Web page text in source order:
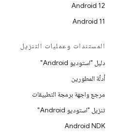
Android 12
Android 11
المستندات وعمليات التنزيل
دليل "استوديو Android"
أدلّة المطورين
مرجع واجهة برمجة التطبيقات
تنزيل "استوديو Android"
Android NDK